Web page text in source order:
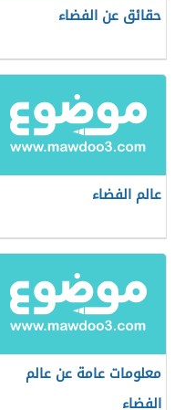
حقائق عن الفضاء
عالم الفضاء
معلومات عامة عن عالم
الفضاء